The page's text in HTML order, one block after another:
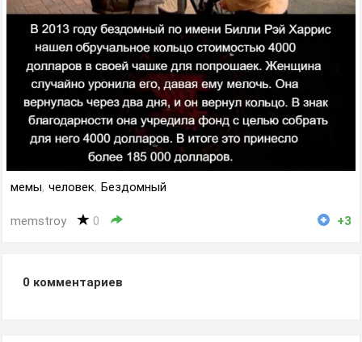
мемы, человек, Бездомный
memstroy 0 +3
0 комментариев